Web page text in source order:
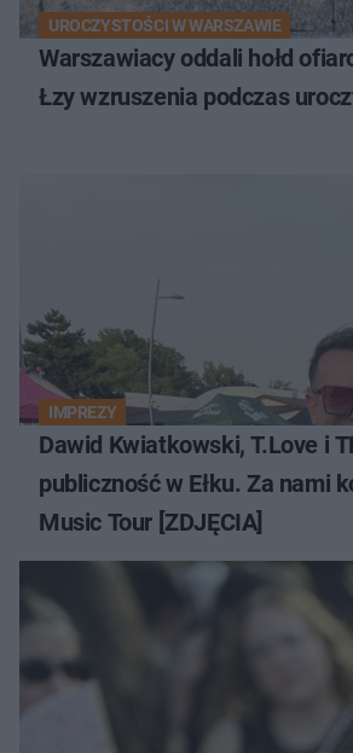
UROCZYSTOŚCI W WARSZAWIE
Warszawiacy oddali hołd
Łzy wzruszenia podczas
IMPREZY
Dawid Kwiatkowski, T.Love i
publiczność w Ełku. Za nami
Music Tour [ZDJĘCIA]